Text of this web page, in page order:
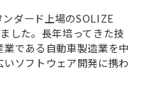
ダード上場のSOLIZE
した。長年培ってきた技
である自動車製造業を中
ソフトウェア開発に携わ